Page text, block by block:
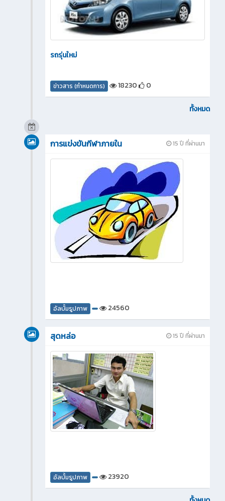
รถรุ่นใหม่
ข่าวสาร (กำหนดการ) 18230 0
ทั้งหมด
15 ปี ที่ผ่านมา
การแข่งขันกีฬาภายใน
อัลบั้มรูปภาพ 24560
15 ปี ที่ผ่านมา
สุดหล่อ
อัลบั้มรูปภาพ 23920